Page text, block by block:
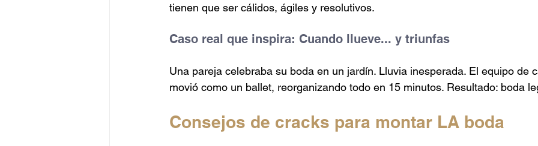
tienen que ser cálidos, ágiles y resolutivos.
Caso real que inspira: Cuando llueve... y triunfas
Una pareja celebraba su boda en un jardín. Lluvia inesperada. El equipo de
movió como un ballet, reorganizando todo en 15 minutos. Resultado: boda
Consejos de cracks para montar LA boda